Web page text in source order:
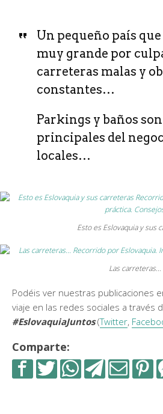
Un pequeño país que
muy grande por
carreteras malas y
constantes…
Parkings y baños
principales del
locales…
Esto es Eslovaquia y sus
Las carreteras…
Podéis ver nuestras publicaciones
viaje en las redes sociales a través
#EslovaquiaJuntos(Twitter,
Comparte: